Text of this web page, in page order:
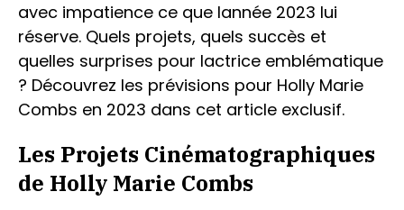
avec impatience ce que lannée 2023 lui
réserve. Quels projets, quels succès et
quelles surprises pour lactrice emblématique
? Découvrez les prévisions pour Holly Marie
Combs en 2023 dans cet article exclusif.
Les Projets Cinématographiques
de Holly Marie Combs